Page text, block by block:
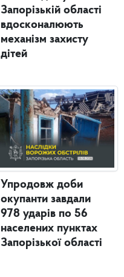
Запорізькій області
вдосконалюють
механізм захисту
дітей
Упродовж доби
окупанти завдали
978 ударів по 56
населених пунктах
Запорізької області